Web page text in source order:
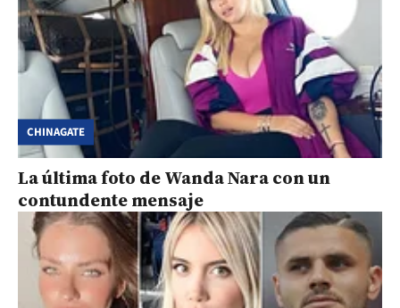
CHINAGATE
La última foto de Wanda Nara con un
contundente mensaje